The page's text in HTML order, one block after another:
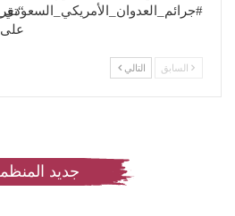
السابق التالي
جديد